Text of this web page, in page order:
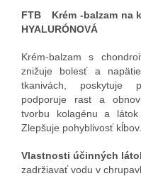
FTB Krém -balzam na
HYALURÓNOVÁ
Krém-balzam s
znižuje bolesť a
tkanivách, poskytuje
podporuje rast a
tvorbu kolagénu a
Zlepšuje pohyblivosť kĺbov.
Vlastnosti účinných
zadržiavať vodu v